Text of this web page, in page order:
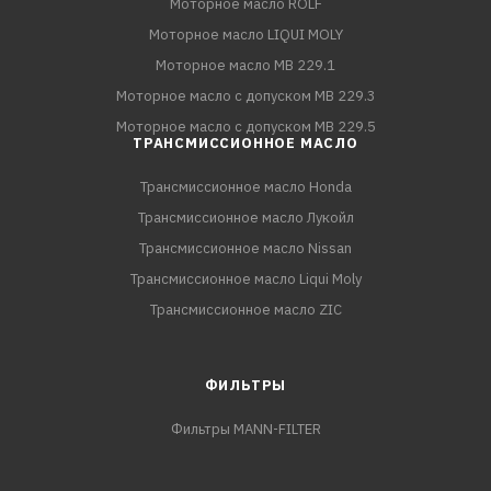
Моторное масло ROLF
Моторное масло LIQUI MOLY
Моторное масло MB 229.1
Моторное масло с допуском MB 229.3
Моторное масло с допуском MB 229.5
ТРАНСМИССИОННОЕ МАСЛО
Трансмиссионное масло Honda
Трансмиссионное масло Лукойл
Трансмиссионное масло Nissan
Трансмиссионное масло Liqui Moly
Трансмиссионное масло ZIC
ФИЛЬТРЫ
Фильтры MANN-FILTER